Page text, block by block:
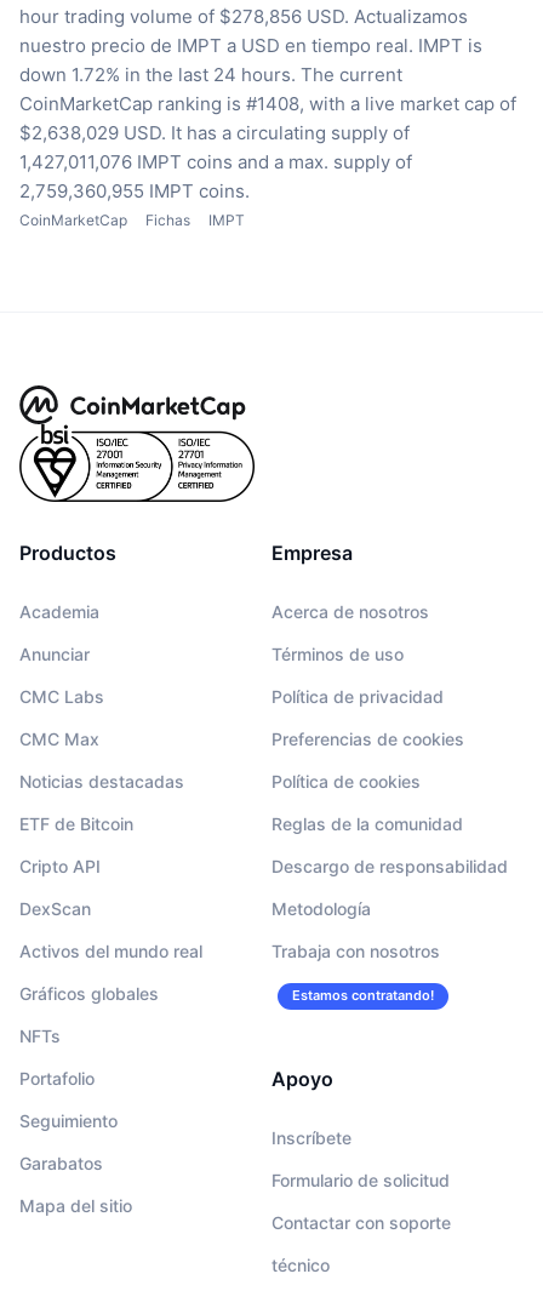
hour trading volume of $278,856 USD. Actualizamos
nuestro precio de IMPT a USD en tiempo real. IMPT is
down 1.72% in the last 24 hours. The current
CoinMarketCap ranking is #1408, with a live market cap of
$2,638,029 USD. It has a circulating supply of
1,427,011,076 IMPT coins and a max. supply of
2,759,360,955 IMPT coins.
CoinMarketCap Fichas IMPT
Productos
Academia
Anunciar
CMC Labs
CMC Max
Noticias destacadas
ETF de Bitcoin
Cripto API
DexScan
Activos del mundo real
Gráficos globales
NFTs
Portafolio
Seguimiento
Garabatos
Mapa del sitio
Empresa
Acerca de nosotros
Términos de uso
Política de privacidad
Preferencias de cookies
Política de cookies
Reglas de la comunidad
Descargo de responsabilidad
Metodología
Trabaja con nosotros
Estamos contratando!
Apoyo
Inscríbete
Formulario de solicitud
Contactar con soporte
técnico